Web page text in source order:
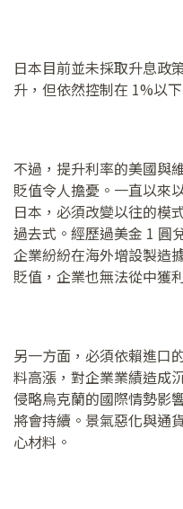
日本目前並未採取升息政
升，但依然控制在 1%以
不過，提升利率的美國與
貶值令人擔憂。一直以來
日本，必須改變以往的模
過去式。經歷過美金 1 圓
企業紛紛在海外增設製造
貶值，企業也無法從中獲
另一方面，必須依賴進口
料高漲，對企業業績造成
侵略烏克蘭的國際情勢影
將會持續。景氣惡化與通
心材料。